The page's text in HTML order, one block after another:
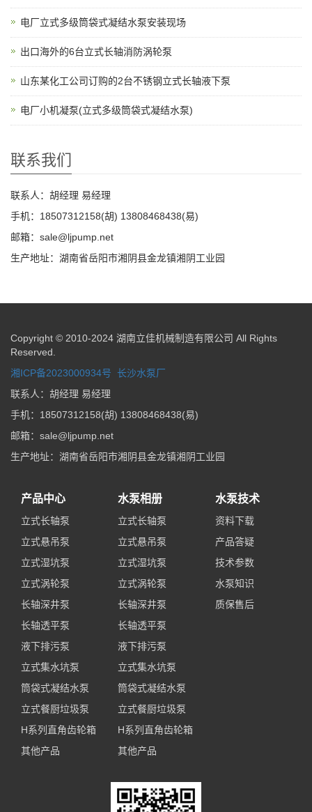
电厂立式多级筒袋式凝结水泵安装现场
出口海外的6台立式长轴消防涡轮泵
山东某化工公司订购的2台不锈钢立式长轴液下泵
电厂小机凝泵(立式多级筒袋式凝结水泵)
联系我们
联系人：胡经理 易经理
手机：18507312158(胡) 13808468438(易)
邮箱：sale@ljpump.net
生产地址：湖南省岳阳市湘阴县金龙镇湘阴工业园
Copyright © 2010-2024 湖南立佳机械制造有限公司 All Rights
Reserved.
湘ICP备2023000934号 长沙水泵厂
联系人：胡经理 易经理
手机：18507312158(胡) 13808468438(易)
邮箱：sale@ljpump.net
生产地址：湖南省岳阳市湘阴县金龙镇湘阴工业园
产品中心
立式长轴泵
立式悬吊泵
立式湿坑泵
立式涡轮泵
长轴深井泵
长轴透平泵
液下排污泵
立式集水坑泵
筒袋式凝结水泵
立式餐厨垃圾泵
H系列直角齿轮箱
其他产品
水泵相册
立式长轴泵
立式悬吊泵
立式湿坑泵
立式涡轮泵
长轴深井泵
长轴透平泵
液下排污泵
立式集水坑泵
筒袋式凝结水泵
立式餐厨垃圾泵
H系列直角齿轮箱
其他产品
水泵技术
资料下载
产品答疑
技术参数
水泵知识
质保售后